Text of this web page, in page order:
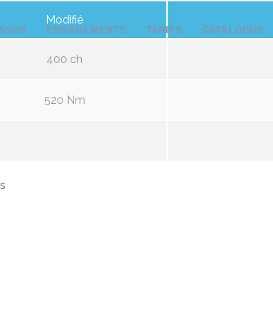
ENGAGEMENTS TARIFS CATALOGUE
Modifié
400 ch
520 Nm